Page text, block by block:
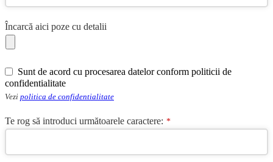
Încarcă aici poze cu detalii
Sunt de acord cu procesarea datelor conform politicii de
confidentialitate
Vezi politica de confidentialitate
Te rog să introduci următoarele caractere: *